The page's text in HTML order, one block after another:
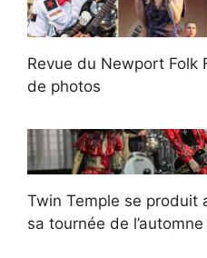
Revue du Newport Folk
de photos
Twin Temple se produit
sa tournée de